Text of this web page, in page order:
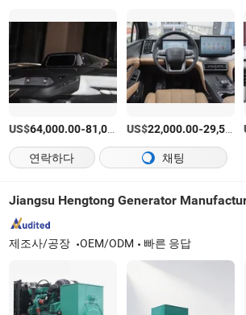
US$64,000.00-81,000.00 /상품
US$22,000.00-29,500.00
연락하다 채팅
Jiangsu Hengtong Generator
제조사/공장 OEM/ODM 빠른 응답